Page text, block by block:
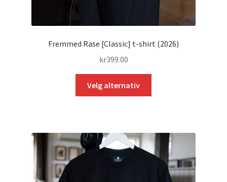
Fremmed Rase [Classic] t-shirt (2026)
kr399.00
Velg alternativ
Alternativene
kan
velges